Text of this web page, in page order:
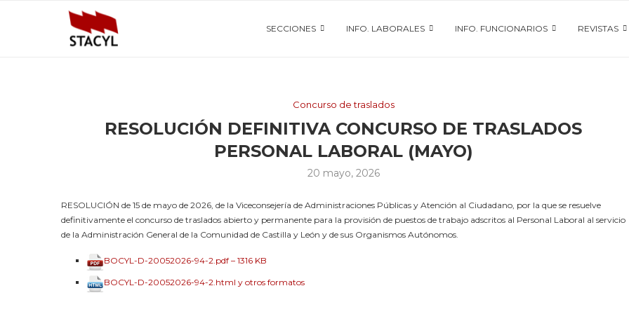
SECCIONES INFO. LABORALES INFO. FUNCIONARIOS REVISTAS
Concurso de traslados
RESOLUCIÓN DEFINITIVA CONCURSO DE TRASLADOS
PERSONAL LABORAL (MAYO)
20 mayo, 2026
RESOLUCIÓN de 15 de mayo de 2026, de la Viceconsejería de Administraciones Públicas y Atención al Ciudadano, por la que se resuelve
definitivamente el concurso de traslados abierto y permanente para la provisión de puestos de trabajo adscritos al Personal Laboral al servicio
de la Administración General de la Comunidad de Castilla y León y de sus Organismos Autónomos.
BOCYL-D-20052026-94-2.pdf – 1316 KB
BOCYL-D-20052026-94-2.html y otros formatos